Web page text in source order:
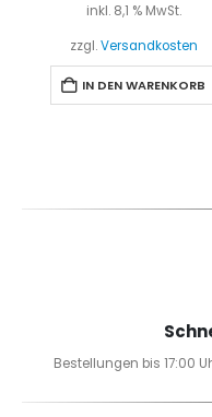
inkl. 8,1 % MwSt.
zzgl.Versandkosten
IN DEN WARENKORB
Bestellungen bis 17:00